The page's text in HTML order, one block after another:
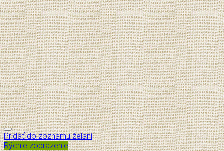
Pridať do zoznamu želaní
Rýchle zobrazenie